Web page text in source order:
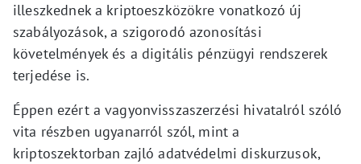
illeszkednek a kriptoeszközökre vonatkozó új
szabályozások, a szigorodó azonosítási
követelmények és a digitális pénzügyi rendszerek
terjedése is.
Éppen ezért a vagyonvisszaszerzési hivatalról szóló
vita részben ugyanarról szól, mint a
kriptoszektorban zajló adatvédelmi diskurzusok,